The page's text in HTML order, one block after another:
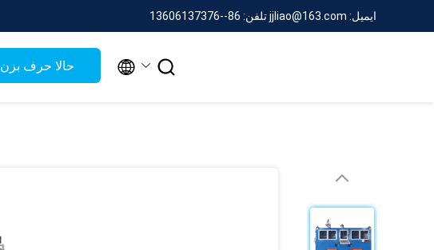
ایمیل: jjliao@163.com تلفن: 86--13606137376
حالا حرف بزن  